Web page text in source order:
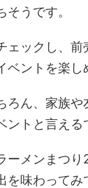
うです。
ェックし、前
ベントを楽し
ろん、家族や
トと言える
ーメンまつ
味わってみ